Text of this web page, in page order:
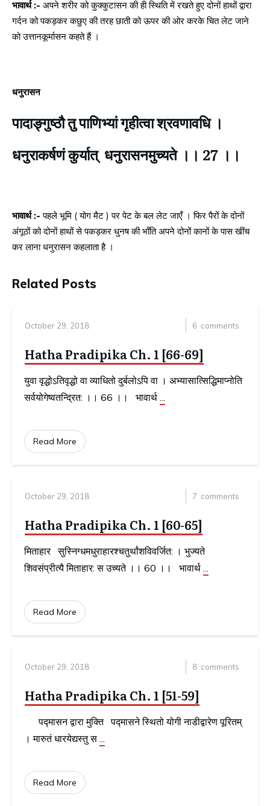
भावार्थ :- अपने शरीर को कुक्कुटासन की ही स्थिति में रखते हुए दोनों हाथों द्वारा
गर्दन को पकड़कर कछुए की तरह छाती को ऊपर की ओर करके चित लेट जाने
को उत्तानकूर्मासन कहते हैं ।
धनुरासन
पादाङ्गुष्ठौ तु पाणिभ्यां गृहीत्वा श्रवणावधि ।
धनुराकर्षणं कुर्यात् धनुरासनमुच्यते ।। 27 ।।
भावार्थ :-पहले भूमि ( योग मैट ) पर पेट के बल लेट जाएँ । फिर पैरों के दोनों
अंगूठों को दोनों हाथों से पकड़कर धुनष की भाँति अपने दोनों कानों के पास खींच
कर लाना धनुरासन कहलाता है ।
Related Posts
October 29, 2018 6 comments
Hatha Pradipika Ch. 1 [66-69]
युवा वृद्धोऽतिवृद्धो वा व्याधितो दुर्बलोऽपि वा । अभ्यासात्सिद्धिमाप्नोति
सर्वयोगेष्वतन्द्रित: ।। 66 ।। भावार्थ ...
Read More
October 29, 2018 7 comments
Hatha Pradipika Ch. 1 [60-65]
मिताहार सुस्निग्धमधुराहारश्चतुर्थांशविवर्जित: । भुज्यते
शिवसंप्रीत्यै मिताहार: स उच्यते ।। 60 ।। भावार्थ ...
Read More
October 29, 2018 8 comments
Hatha Pradipika Ch. 1 [51-59]
पद्मासन द्वारा मुक्ति पद्मासने स्थितो योगी नाडीद्वारेण पूरितम्
। मारुतं धारयेद्यस्तु स ...
Read More